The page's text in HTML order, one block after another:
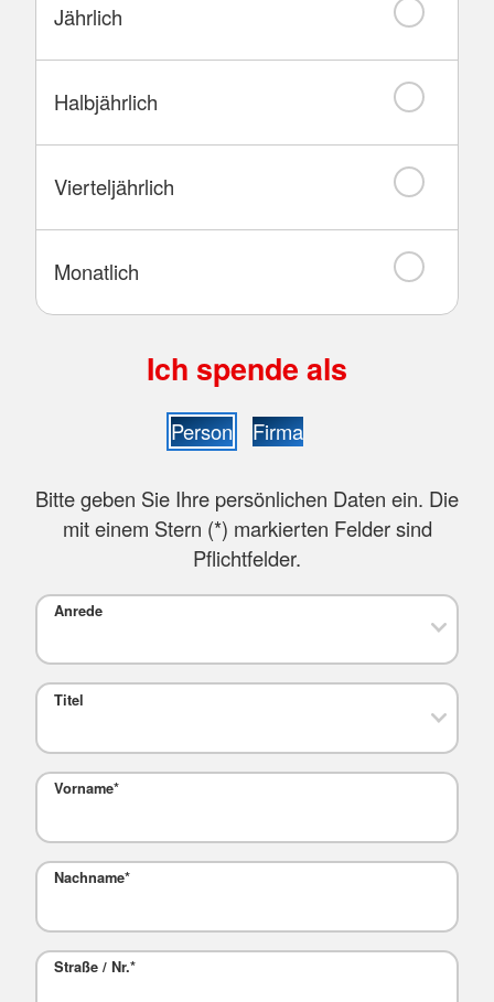
Jährlich
Halbjährlich
Vierteljährlich
Monatlich
Ich spende als
Person Firma
Bitte geben Sie Ihre persönlichen Daten ein. Die
mit einem Stern (*) markierten Felder sind
Pflichtfelder.
Anrede
Titel
Vorname*
Nachname*
Straße / Nr.*